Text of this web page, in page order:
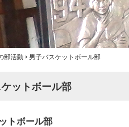
部活動 > 男子バスケットボール部
ットボール部
トボール部